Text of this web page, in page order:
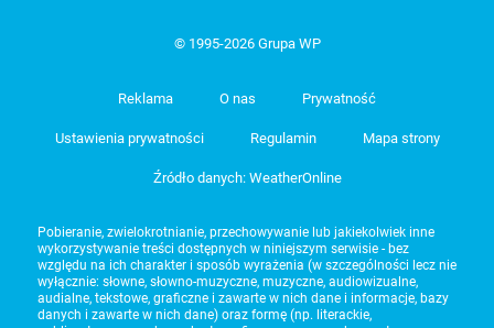
© 1995-2026 Grupa WP
Reklama O nas Prywatność
Ustawienia prywatności Regulamin Mapa strony
Źródło danych: WeatherOnline
Pobieranie, zwielokrotnianie, przechowywanie lub jakiekolwiek inne
wykorzystywanie treści dostępnych w niniejszym serwisie - bez
względu na ich charakter i sposób wyrażenia (w szczególności lecz nie
wyłącznie: słowne, słowno-muzyczne, muzyczne, audiowizualne,
audialne, tekstowe, graficzne i zawarte w nich dane i informacje, bazy
danych i zawarte w nich dane) oraz formę (np. literackie,